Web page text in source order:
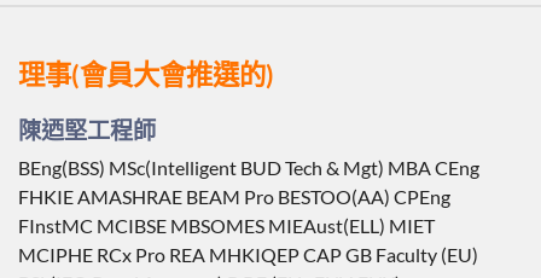
理事(會員大會推選的)
陳迺堅工程師
BEng(BSS) MSc(Intelligent BUD Tech & Mgt) MBA CEng
FHKIE AMASHRAE BEAM Pro BESTOO(AA) CPEng
FInstMC MCIBSE MBSOMES MIEAust(ELL) MIET
MCIPHE RCx Pro REA MHKIQEP CAP GB Faculty (EU)